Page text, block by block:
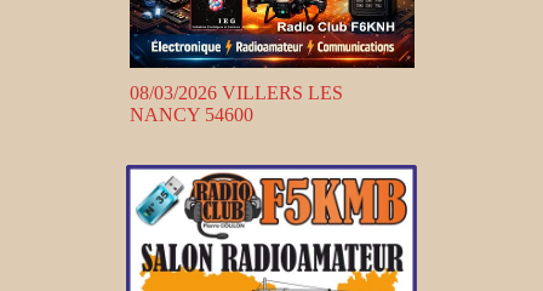
08/03/2026 VILLERS LES
NANCY 54600